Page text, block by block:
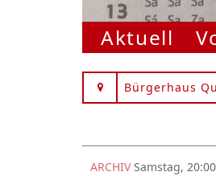
Aktuell
Bürgerhaus
ARCHIV Samstag,